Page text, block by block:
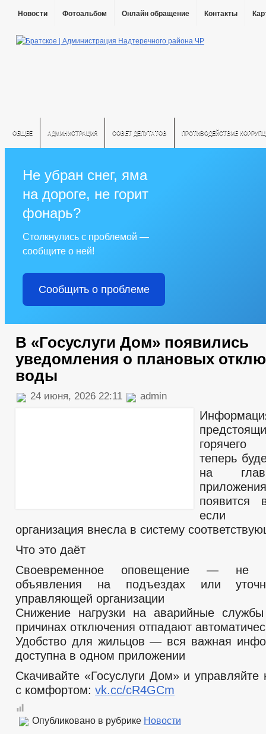
Новости Фотоальбом Онлайн обращение Контакты
ОБЩЕЕ АДМИНИСТРАЦИЯ СОВЕТ ДЕПУТАТОВ ПРОТИВОДЕЙСТВИЕ
Не убран снег, яма
на дороге, не горит
фонарь?
Столкнулись с проблемой —
сообщите о ней!
Сообщить о проблеме
В «Госуслуги Дом» появились
уведомления о плановых
воды
24 июня, 2026 22:11 admin
горячего
теперь
на
появится
если
организация внесла в систему
Что это даёт
Своевременное оповещение — не
объявления на подъездах или
управляющей организации
Снижение нагрузки на аварийные
причинах отключения отпадают
Удобство для жильцов — вся важная
доступна в одном приложении
Скачивайте «Госуслуги Дом» и
с комфортом: vk.cc/cR4GCm
Опубликовано в рубрике Новости